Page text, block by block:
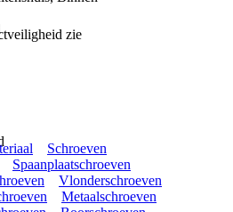
zie
Schroeven
Spaanplaatschroeven
Vlonderschroeven
Metaalschroeven